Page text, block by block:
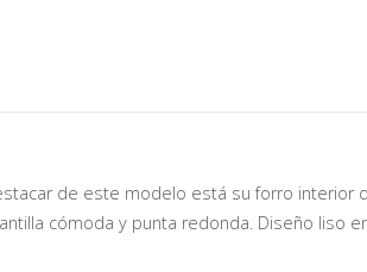
de este modelo está su forro interior
cómoda y punta redonda. Diseño liso